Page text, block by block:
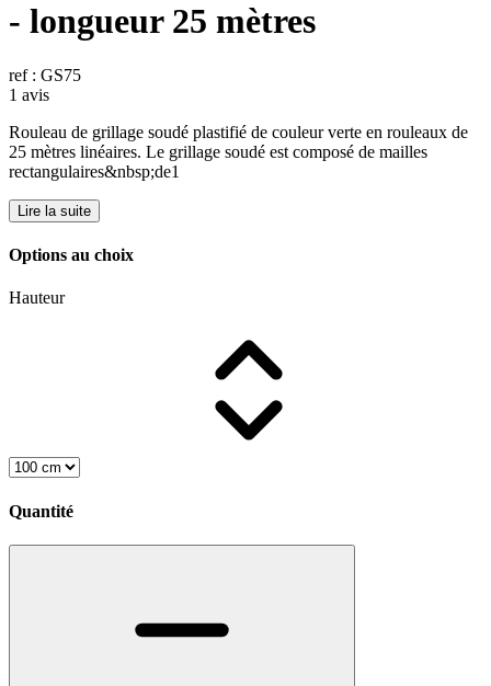
- longueur 25 mètres
ref : GS75
1 avis
Rouleau de grillage soudé plastifié de couleur verte en rouleaux de
25 mètres linéaires. Le grillage soudé est composé de mailles
rectangulaires&nbsp;de1
Lire la suite
Options au choix
Hauteur
Quantité